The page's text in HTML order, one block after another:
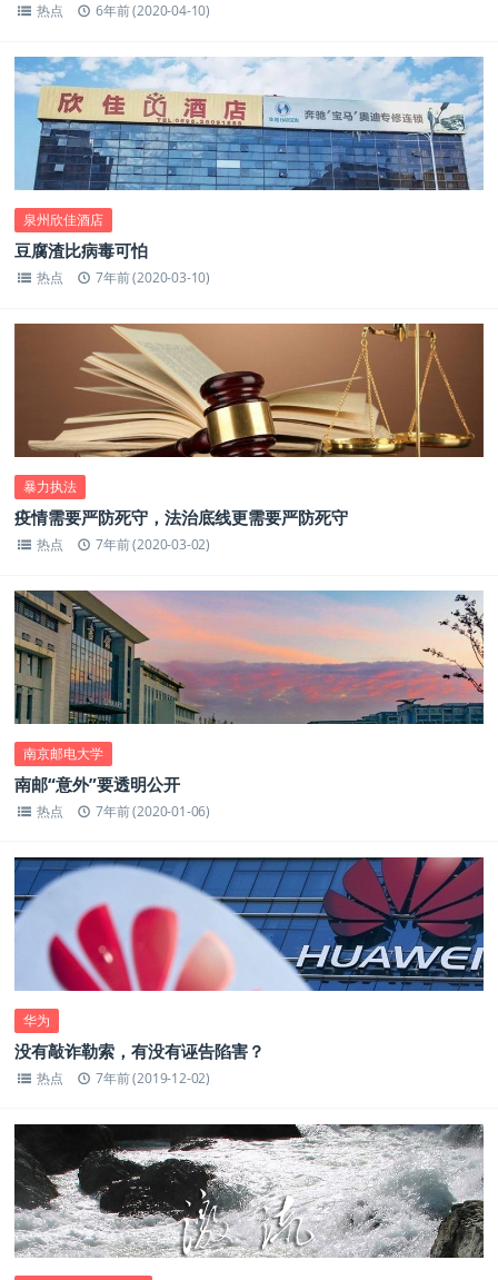
热点 6年前 (2020-04-10)
泉州欣佳酒店
豆腐渣比病毒可怕
热点 7年前 (2020-03-10)
暴力执法
疫情需要严防死守，法治底线更需要严防死守
热点 7年前 (2020-03-02)
南京邮电大学
南邮“意外”要透明公开
热点 7年前 (2020-01-06)
华为
没有敲诈勒索，有没有诬告陷害？
热点 7年前 (2019-12-02)